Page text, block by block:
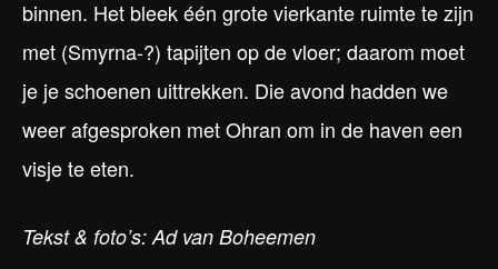
binnen. Het bleek één grote vierkante ruimte te zijn
met (Smyrna-?) tapijten op de vloer; daarom moet
je je schoenen uittrekken. Die avond hadden we
weer afgesproken met Ohran om in de haven een
visje te eten.
Tekst & foto’s: Ad van Boheemen